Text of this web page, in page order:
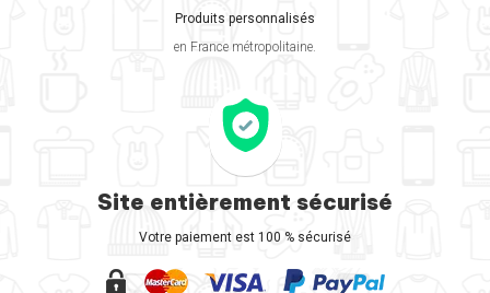
Produits personnalisés
en France métropolitaine.
Site entièrement sécurisé
Votre paiement est 100 % sécurisé